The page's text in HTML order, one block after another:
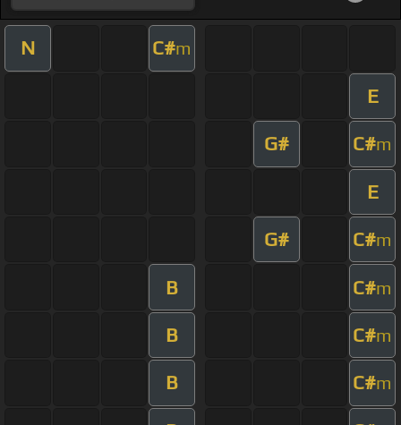
N C#m
E
G# C#m
E
G# C#m
B C#m
B C#m
B C#m